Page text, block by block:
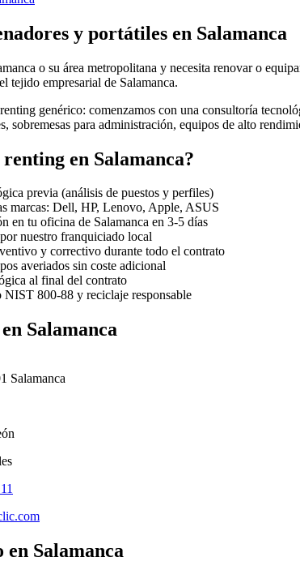
y portátiles en Salamanca
o su área metropolitana y necesita renovar o
tejido empresarial de Salamanca.
genérico: comenzamos con una consultoría
sobremesas para administración, equipos de alto
renting en Salamanca?
previa (análisis de puestos y perfiles)
marcas: Dell, HP, Lenovo, Apple, ASUS
en tu oficina de Salamanca en 3-5 días
nuestro franquiciado local
y correctivo durante todo el contrato
averiados sin coste adicional
al final del contrato
800-88 y reciclaje responsable
Salamanca
Salamanca
en Salamanca